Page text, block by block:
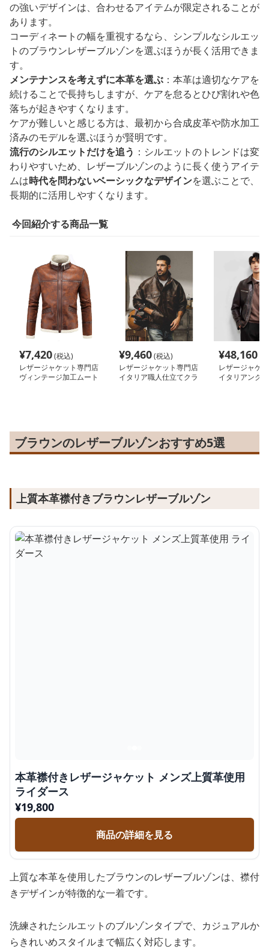
の強いデザインは、合わせるアイテムが限定されることが
あります。
コーディネートの幅を重視するなら、シンプルなシルエッ
トのブラウンレザーブルゾンを選ぶほうが長く活用できま
す。
メンテナンスを考えずに本革を選ぶ ：本革は適切なケアを
続けることで長持ちしますが、ケアを怠るとひび割れや色
落ちが起きやすくなります。
ケアが難しいと感じる方は、最初から合成皮革や防水加工
済みのモデルを選ぶほうが賢明です。
流行のシルエットだけを追う ：シルエットのトレンドは変
わりやすいため、レザーブルゾンのように長く使うアイテ
ムは時代を問わないベーシックなデザインを選ぶことで、
長期的に活用しやすくなります。
今回紹介する商品一覧
¥7,420(税込)
レザージャケット専門店
ヴィンテージ加工ムート
¥9,460(税込)
レザージャケット専門店
イタリア職人仕立てクラ
¥48,160
レザージャケ
イタリアンク
ブラウンのレザーブルゾンおすすめ5選
上質本革襟付きブラウンレザーブルゾン
本革襟付きレザージャケット メンズ上質革使用
ライダース
¥19,800
商品の詳細を見る
上質な本革を使用したブラウンのレザーブルゾンは、襟付
きデザインが特徴的な一着です。
洗練されたシルエットのブルゾンタイプで、カジュアルか
らきれいめスタイルまで幅広く対応します。